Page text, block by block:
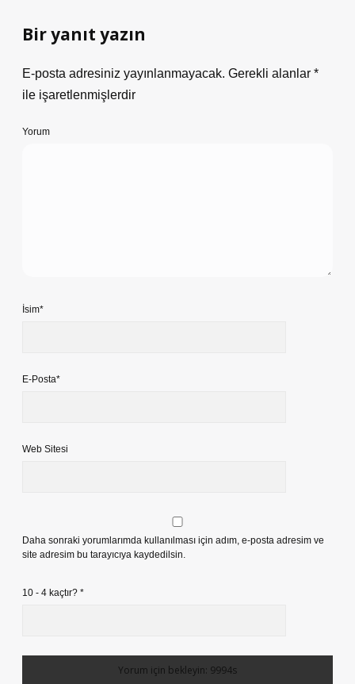
Bir yanıt yazın
E-posta adresiniz yayınlanmayacak. Gerekli alanlar *
ile işaretlenmişlerdir
Yorum
İsim*
E-Posta*
Web Sitesi
Daha sonraki yorumlarımda kullanılması için adım, e-posta adresim ve
site adresim bu tarayıcıya kaydedilsin.
10 - 4 kaçtır? *